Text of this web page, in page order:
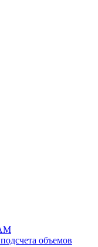
объемов